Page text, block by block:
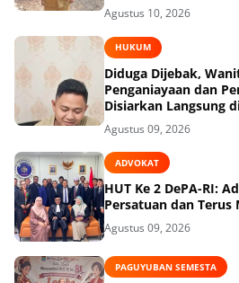
Agustus 10, 2026
HUKUM
Diduga Dijebak,
Penganiayaan dan
Disiarkan Langsung
Agustus 09, 2026
ADVOKAT
HUT Ke 2 DePA-RI:
Persatuan dan Terus
Agustus 09, 2026
PAGUYUBAN SEMESTA